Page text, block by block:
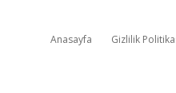
Anasayfa Gizlilik